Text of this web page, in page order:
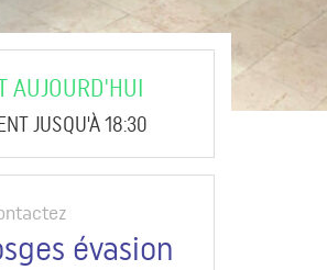
AUJOURD'HUI
JUSQU'À 18:30
évasion